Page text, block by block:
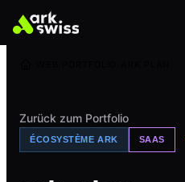
Zurück zum Portfolio
ÉCOSYSTÈME ARK SAAS